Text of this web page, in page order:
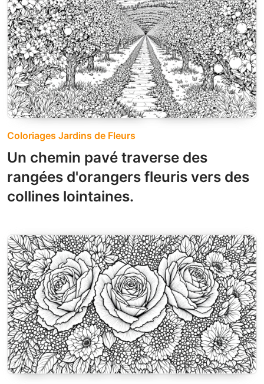
Coloriages Jardins de Fleurs
Un chemin pavé traverse des
rangées d'orangers fleuris vers des
collines lointaines.